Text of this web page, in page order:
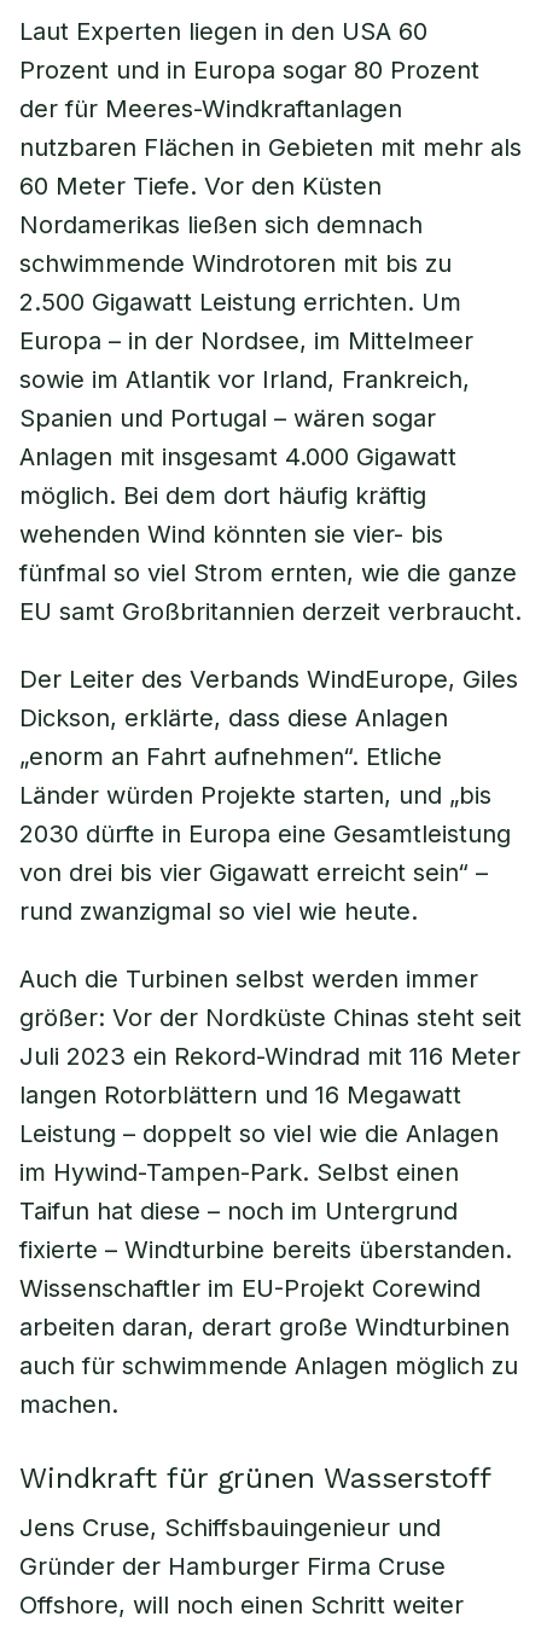
Laut Experten liegen in den USA 60
Prozent und in Europa sogar 80 Prozent
der für Meeres-Windkraftanlagen
nutzbaren Flächen in Gebieten mit mehr als
60 Meter Tiefe. Vor den Küsten
Nordamerikas ließen sich demnach
schwimmende Windrotoren mit bis zu
2.500 Gigawatt Leistung errichten. Um
Europa – in der Nordsee, im Mittelmeer
sowie im Atlantik vor Irland, Frankreich,
Spanien und Portugal – wären sogar
Anlagen mit insgesamt 4.000 Gigawatt
möglich. Bei dem dort häufig kräftig
wehenden Wind könnten sie vier- bis
fünfmal so viel Strom ernten, wie die ganze
EU samt Großbritannien derzeit verbraucht.
Der Leiter des Verbands WindEurope, Giles
Dickson, erklärte, dass diese Anlagen
„enorm an Fahrt aufnehmen“. Etliche
Länder würden Projekte starten, und „bis
2030 dürfte in Europa eine Gesamtleistung
von drei bis vier Gigawatt erreicht sein“ –
rund zwanzigmal so viel wie heute.
Auch die Turbinen selbst werden immer
größer: Vor der Nordküste Chinas steht seit
Juli 2023 ein Rekord-Windrad mit 116 Meter
langen Rotorblättern und 16 Megawatt
Leistung – doppelt so viel wie die Anlagen
im Hywind-Tampen-Park. Selbst einen
Taifun hat diese – noch im Untergrund
fixierte – Windturbine bereits überstanden.
Wissenschaftler im EU-Projekt Corewind
arbeiten daran, derart große Windturbinen
auch für schwimmende Anlagen möglich zu
machen.
Windkraft für grünen Wasserstoff
Jens Cruse, Schiffsbauingenieur und
Gründer der Hamburger Firma Cruse
Offshore, will noch einen Schritt weiter